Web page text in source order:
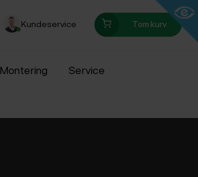
Kundeservice Tom kurv
Montering Service